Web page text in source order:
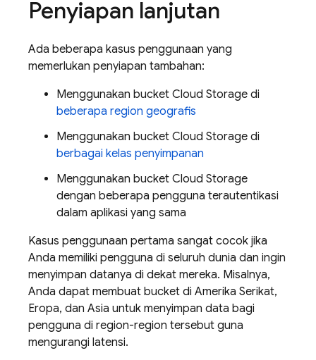
Penyiapan lanjutan
Ada beberapa kasus penggunaan yang
memerlukan penyiapan tambahan:
Menggunakan bucket Cloud Storage di
beberapa region geografis
Menggunakan bucket Cloud Storage di
berbagai kelas penyimpanan
Menggunakan bucket Cloud Storage
dengan beberapa pengguna terautentikasi
dalam aplikasi yang sama
Kasus penggunaan pertama sangat cocok jika
Anda memiliki pengguna di seluruh dunia dan ingin
menyimpan datanya di dekat mereka. Misalnya,
Anda dapat membuat bucket di Amerika Serikat,
Eropa, dan Asia untuk menyimpan data bagi
pengguna di region-region tersebut guna
mengurangi latensi.